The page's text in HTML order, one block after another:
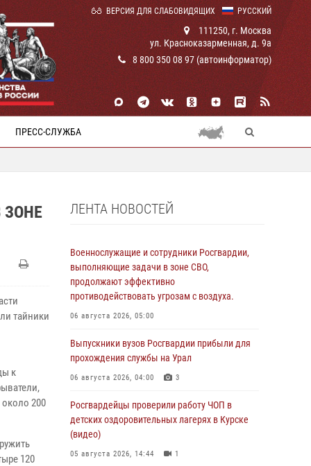
РУССКИЙ
ВЕРСИЯ ДЛЯ СЛАБОВИДЯЩИХ
111250, г. Москва
ул. Красноказарменная, д. 9а
8 800 350 08 97 (автоинформатор)
ПРЕСС-СЛУЖБА
тайники
к
200
120
ЛЕНТА НОВОСТЕЙ
Военнослужащие и сотрудники Росгвардии,
выполняющие задачи в зоне СВО,
продолжают эффективно
противодействовать угрозам с воздуха.
06 августа 2026, 05:00
Выпускники вузов Росгвардии прибыли для
прохождения службы на Урал
06 августа 2026, 04:00 3
Росгвардейцы проверили работу ЧОП в
детских оздоровительных лагерях в Курске
(видео)
05 августа 2026, 14:44 1